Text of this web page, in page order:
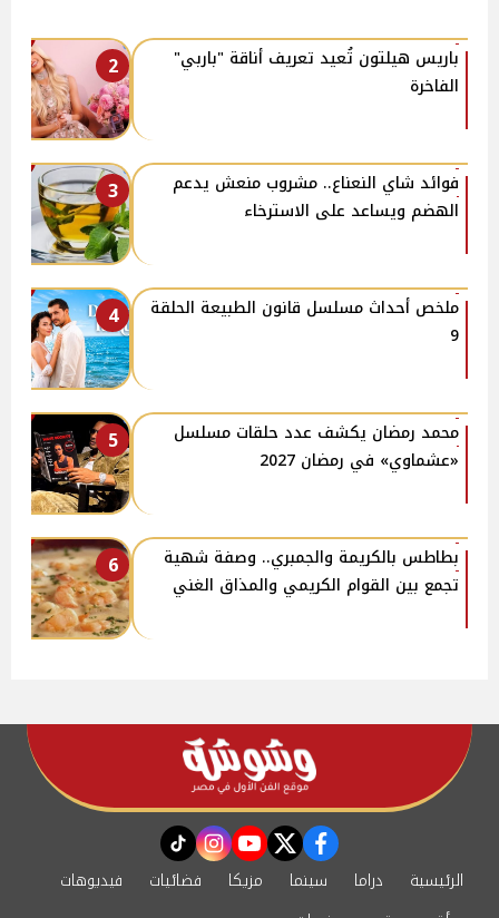
2
باريس هيلتون تُعيد تعريف أناقة "باربي"
الفاخرة
3
فوائد شاي النعناع.. مشروب منعش يدعم
الهضم ويساعد على الاسترخاء
4
ملخص أحداث مسلسل قانون الطبيعة الحلقة
9
5
محمد رمضان يكشف عدد حلقات مسلسل
«عشماوي» في رمضان 2027
6
بطاطس بالكريمة والجمبري.. وصفة شهية
تجمع بين القوام الكريمي والمذاق الغني
facebook
twitter
youtube
instagram
tiktok
الرئيسية دراما سينما مزيكا فضائيات
فيديوهات